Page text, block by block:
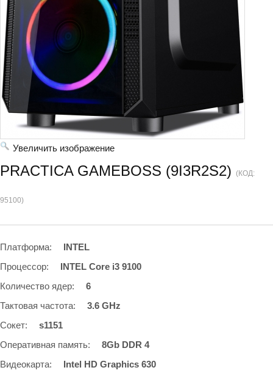
Увеличить изображение
PRACTICA GAMEBOSS (9I3R2S2) (КОД:
95100)
Платформа:
INTEL
Процессор:
INTEL Core i3 9100
Количество ядер:
6
Тактовая частота:
3.6 GHz
Сокет:
s1151
Оперативная память:
8Gb DDR 4
Видеокарта:
Intel HD Graphics 630